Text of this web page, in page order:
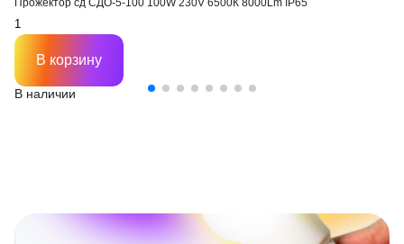
Прожектор сд СДО-5-100 100W 230V 6500К 8000Lm IP65
В наличии
В корзину